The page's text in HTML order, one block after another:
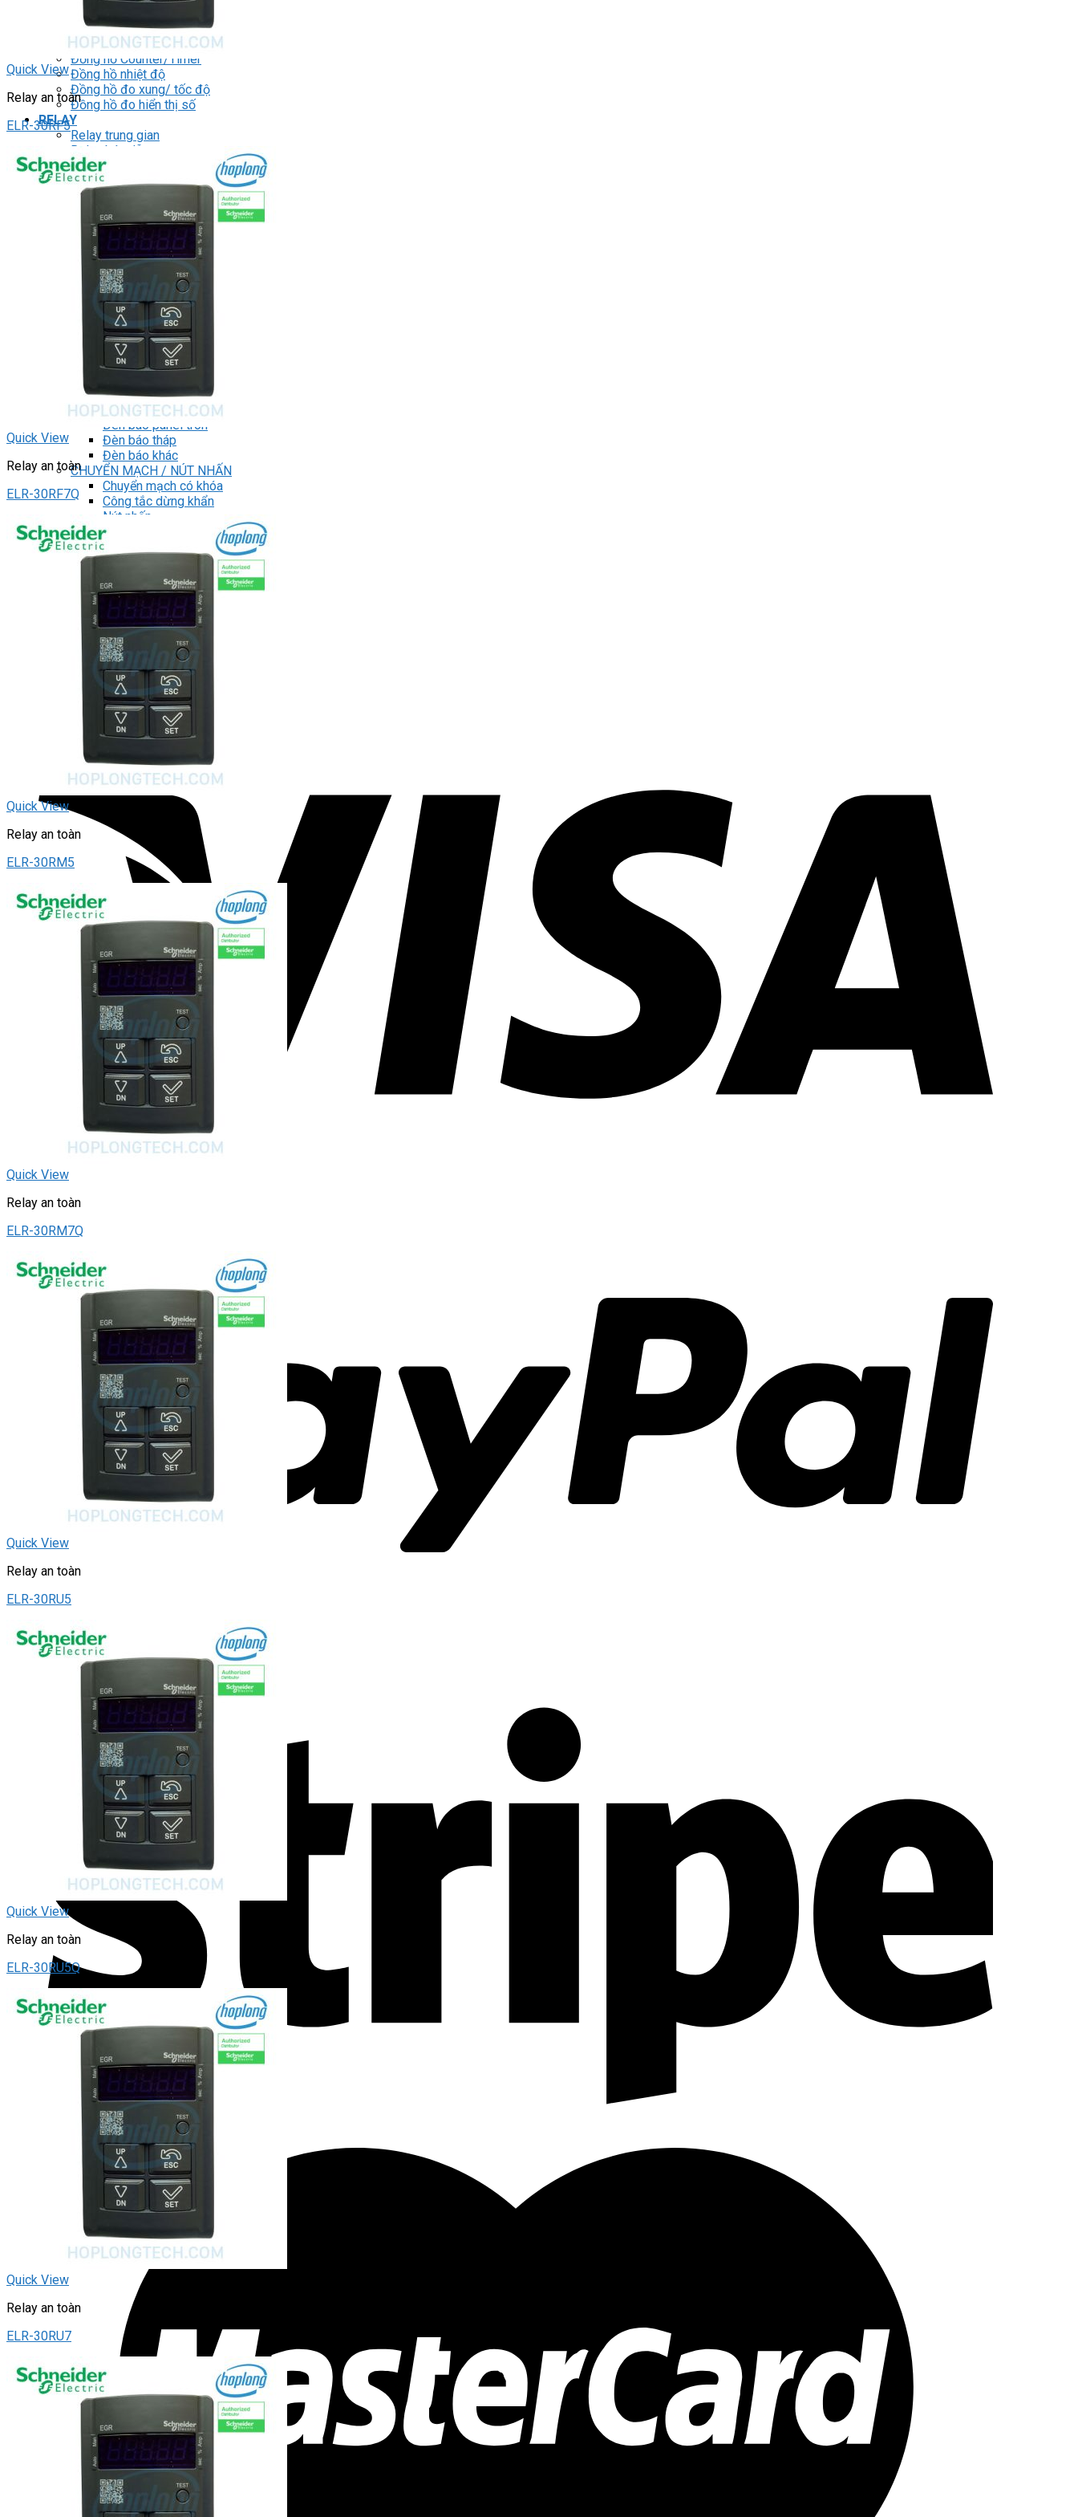
ĐỒNG HỒ ĐO
Đồng hồ Counter
Đồng hồ Timer
Đồng hồ Counter/Timer
Đồng hồ nhiệt độ
Đồng hồ đo xung/ tốc độ
Đồng hồ đo hiển thị số
RELAY
Relay trung gian
Relay bán dẫn
Relay thời gian
Relay an toàn
Relay bảo vệ động cơ 3P
THIẾT BỊ ĐÓNG CẮT
Contactor
BIẾN TẦN
DRIVER / MOTOR SERVO
LOGIC RELAY
Zelio
BỘ NGUỒN DC
Robot KUKA
Light Star
DRIVER / MOTOR STEP
ĐÈN BÁO
Đèn báo quay
Đèn báo panel tròn
Đèn báo tháp
Đèn báo khác
CHUYỂN MẠCH / NÚT NHẤN
Chuyển mạch có khóa
Công tắc dừng khẩn
Nút nhấn
Phích cắm / Ổ cắm / Công tắc
Can nhiệt
Giỏ hàng
Chưa có sản phẩm trong giỏ hàng.
Quick View
Relay an toàn
ELR-30RF5
Quick View
Relay an toàn
ELR-30RF7Q
Quick View
Relay an toàn
ELR-30RM5
Quick View
Relay an toàn
ELR-30RM7Q
Quick View
Relay an toàn
ELR-30RU5
Quick View
Relay an toàn
ELR-30RU5Q
Quick View
Relay an toàn
ELR-30RU7